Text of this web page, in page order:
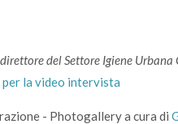
del Settore Igiene Urbana
per la video intervista
- Photogallery a cura di